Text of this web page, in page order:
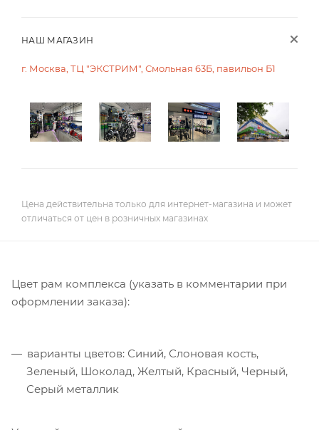
НАШ МАГАЗИН
г. Москва, ТЦ "ЭКСТРИМ", Смольная 63Б, павильон Б1
Цена действительна только для интернет-магазина и может
отличаться от цен в розничных магазинах
Цвет рам комплекса (указать в комментарии при
оформлении заказа):
варианты цветов: Синий, Слоновая кость,
Зеленый, Шоколад, Желтый, Красный, Черный,
Серый металлик